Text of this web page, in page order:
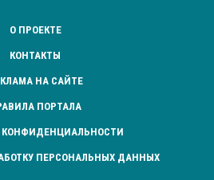
О ПРОЕКТЕ
КОНТАКТЫ
НА САЙТЕ
ПОРТАЛА
КОНФИДЕНЦИАЛЬНОСТИ
ПЕРСОНАЛЬНЫХ ДАННЫХ